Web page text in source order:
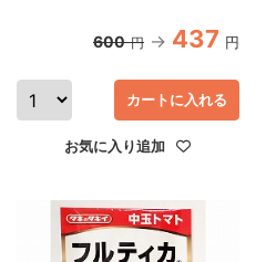
600 円 437 円
カートに入れる
お気に入り追加